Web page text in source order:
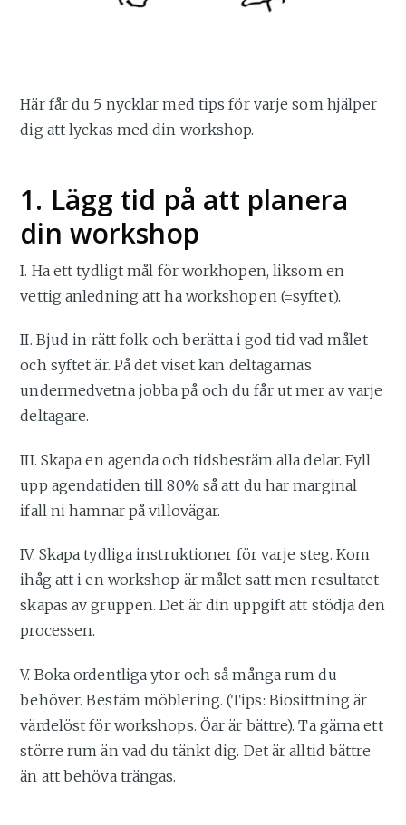
Här får du 5 nycklar med tips för varje som hjälper
dig att lyckas med din workshop.
1. Lägg tid på att planera
din workshop
I. Ha ett tydligt mål för workhopen, liksom en
vettig anledning att ha workshopen (=syftet).
II. Bjud in rätt folk och berätta i god tid vad målet
och syftet är. På det viset kan deltagarnas
undermedvetna jobba på och du får ut mer av varje
deltagare.
III. Skapa en agenda och tidsbestäm alla delar. Fyll
upp agendatiden till 80% så att du har marginal
ifall ni hamnar på villovägar.
IV. Skapa tydliga instruktioner för varje steg. Kom
ihåg att i en workshop är målet satt men resultatet
skapas av gruppen. Det är din uppgift att stödja den
processen.
V. Boka ordentliga ytor och så många rum du
behöver. Bestäm möblering. (Tips: Biosittning är
värdelöst för workshops. Öar är bättre). Ta gärna ett
större rum än vad du tänkt dig. Det är alltid bättre
än att behöva trängas.